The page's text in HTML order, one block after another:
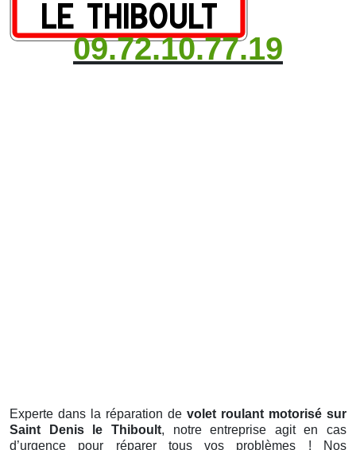
09.72.10.77.19
Experte dans la réparation de volet roulant motorisé sur
Saint Denis le Thiboult, notre entreprise agit en cas
d’urgence pour réparer tous vos problèmes ! Nos